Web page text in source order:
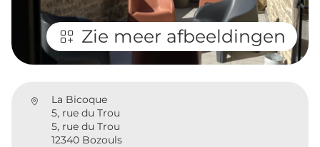
Zie meer afbeeldingen
La Bicoque
5, rue du Trou
5, rue du Trou
12340 Bozouls